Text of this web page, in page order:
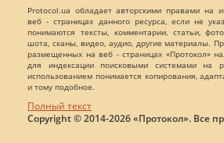
Protocol.ua обладает авторскими правами на
веб - страницах данного ресурса, если не
понимаются тексты, комментарии, статьи,
шота, сканы, видео, аудио, другие материалы.
размещенных на веб - страницах «Протокол»
для индексации поисковыми системами на
использованием понимается копирования,
и тому подобное.
Полный текст
Copyright © 2014-2026 «Протокол». Все